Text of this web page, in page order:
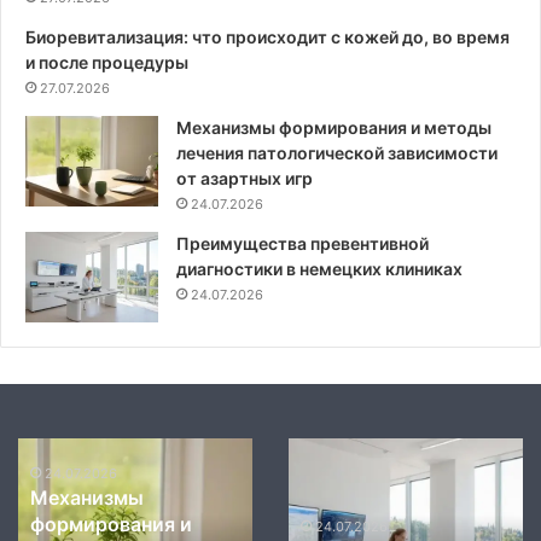
Биоревитализация: что происходит с кожей до, во время
и после процедуры
27.07.2026
Механизмы формирования и методы
лечения патологической зависимости
от азартных игр
24.07.2026
Преимущества превентивной
диагностики в немецких клиниках
24.07.2026
влияния
мануального
воздействия
24.07.2026
Современные
стандарты
и
24.07.2026
стандарты